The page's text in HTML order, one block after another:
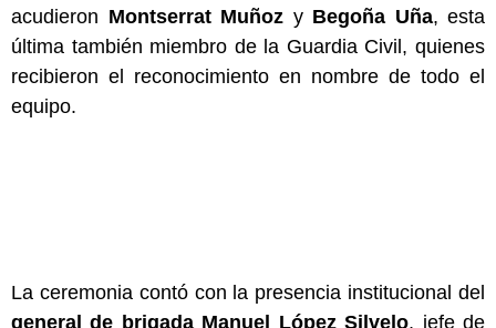
acudieron Montserrat Muñoz y Begoña Uña, esta
última también miembro de la Guardia Civil, quienes
recibieron el reconocimiento en nombre de todo el
equipo.
La ceremonia contó con la presencia institucional del
general de brigada Manuel López Silvelo, jefe de